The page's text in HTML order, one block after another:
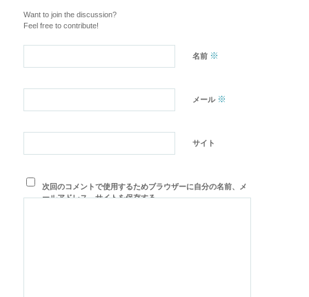
Want to join the discussion?
Feel free to contribute!
名前 ※
メール ※
サイト
次回のコメントで使用するためブラウザーに自分の名前、メ
ールアドレス、サイトを保存する。